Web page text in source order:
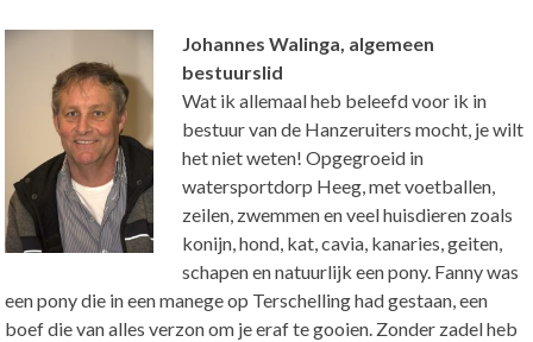
Johannes Walinga, algemeen
bestuurslid
Wat ik allemaal heb beleefd voor ik in
bestuur van de Hanzeruiters mocht, je wilt
het niet weten! Opgegroeid in
watersportdorp Heeg, met voetballen,
zeilen, zwemmen en veel huisdieren zoals
konijn, hond, kat, cavia, kanaries, geiten,
schapen en natuurlijk een pony. Fanny was
een pony die in een manege op Terschelling had gestaan, een
boef die van alles verzon om je eraf te gooien. Zonder zadel heb